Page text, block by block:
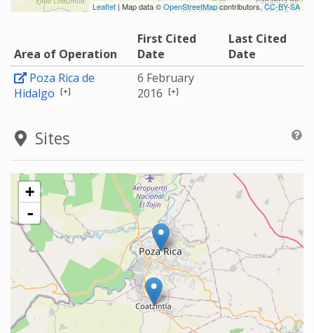
Leaflet | Map data ©OpenStreetMapcontributors,CC-BY-SA
Area of Operation
First Cited
Date
Last Cited
Date
Poza Rica de
Hidalgo [+]
6 February
2016 [+]
Sites
+
-